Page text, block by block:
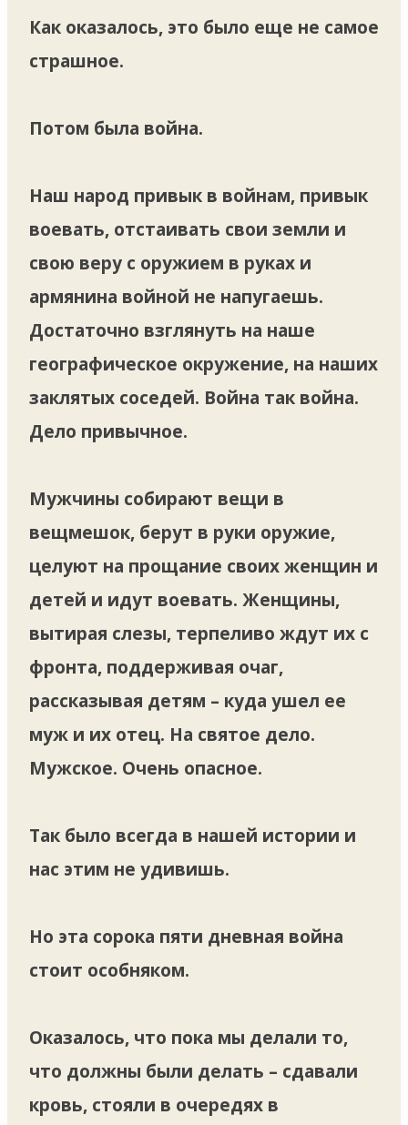
Как оказалось, это было еще не самое
страшное.
Потом была война.
Наш народ привык в войнам, привык
воевать, отстаивать свои земли и
свою веру с оружием в руках и
армянина войной не напугаешь.
Достаточно взглянуть на наше
географическое окружение, на наших
заклятых соседей. Война так война.
Дело привычное.
Мужчины собирают вещи в
вещмешок, берут в руки оружие,
целуют на прощание своих женщин и
детей и идут воевать. Женщины,
вытирая слезы, терпеливо ждут их с
фронта, поддерживая очаг,
рассказывая детям – куда ушел ее
муж и их отец. На святое дело.
Мужское. Очень опасное.
Так было всегда в нашей истории и
нас этим не удивишь.
Но эта сорока пяти дневная война
стоит особняком.
Оказалось, что пока мы делали то,
что должны были делать – сдавали
кровь, стояли в очередях в